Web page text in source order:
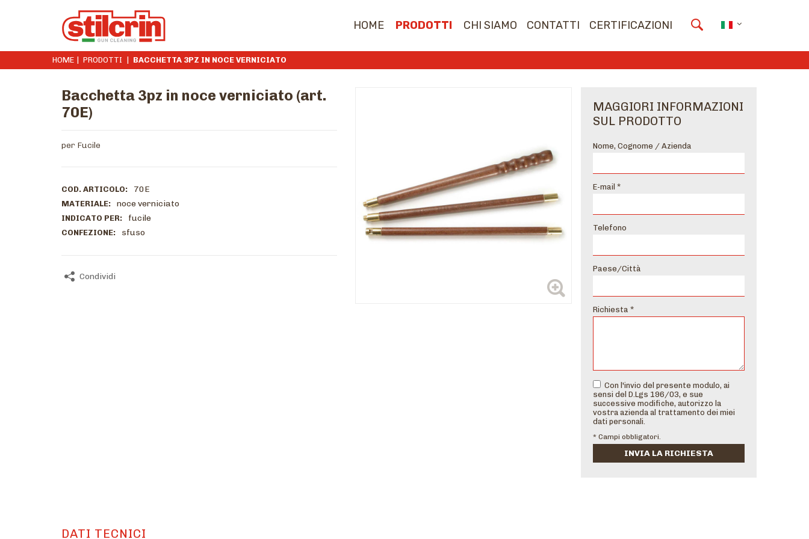
HOME PRODOTTI CHI SIAMO CONTATTI CERTIFICAZIONI
HOME PRODOTTI BACCHETTA 3PZ IN NOCE VERNICIATO
Bacchetta 3pz in noce verniciato (art.
70E)
per Fucile
COD. ARTICOLO: 70E
MATERIALE: noce verniciato
INDICATO PER: fucile
CONFEZIONE: sfuso
Condividi
MAGGIORI INFORMAZIONI
SUL PRODOTTO
Nome, Cognome / Azienda
E-mail *
Telefono
Paese/Città
Richiesta *
Con l'invio del presente modulo, ai
sensi del D.Lgs 196/03, e sue
successive modifiche, autorizzo la
vostra azienda al trattamento dei miei
dati personali.
* Campi obbligatori.
INVIA LA RICHIESTA
DATI TECNICI